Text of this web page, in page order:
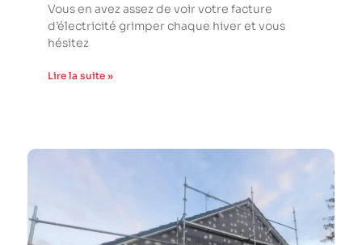
Vous en avez assez de voir votre facture
d’électricité grimper chaque hiver et vous
hésitez
Lire la suite »